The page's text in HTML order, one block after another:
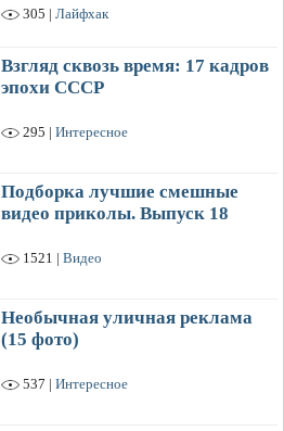
305 | Лайфхак
Взгляд сквозь время: 17 кадров
эпохи СССР
295 | Интересное
Подборка лучшие смешные
видео приколы. Выпуск 18
1521 | Видео
Необычная уличная реклама
(15 фото)
537 | Интересное